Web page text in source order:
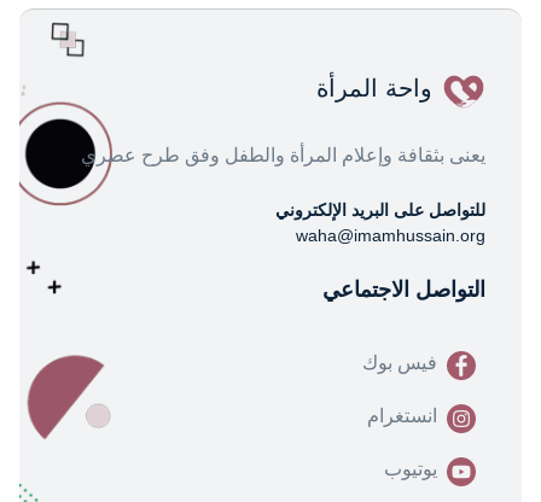
واحة المرأة
يعنى بثقافة وإعلام المرأة والطفل وفق طرح عصري
للتواصل على البريد الإلكتروني
waha@imamhussain.org
التواصل الاجتماعي
فيس بوك
انستغرام
يوتيوب